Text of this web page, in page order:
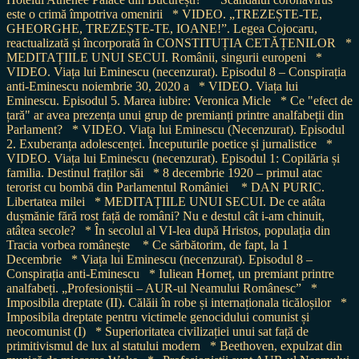
este o crimă împotriva omenirii
* VIDEO. „TREZEȘTE-TE,
GHEORGHE, TREZEȘTE-TE, IOANE!”. Legea Cojocaru,
reactualizată și încorporată în CONSTITUȚIA CETĂȚENILOR
*
MEDITAȚIILE UNUI SECUI. Românii, singurii europeni
*
VIDEO. Viața lui Eminescu (necenzurat). Episodul 8 – Conspirația
anti-Eminescu noiembrie 30, 2020 a
* VIDEO. Viața lui
Eminescu. Episodul 5. Marea iubire: Veronica Micle
* Ce "efect de
țară" ar avea prezența unui grup de premianți printre analfabeții din
Parlament?
* VIDEO. Viața lui Eminescu (Necenzurat). Episodul
2. Exuberanța adolescenței. Începuturile poetice și jurnalistice
*
VIDEO. Viața lui Eminescu (necenzurat). Episodul 1: Copilăria și
familia. Destinul fraților săi
* 8 decembrie 1920 – primul atac
terorist cu bombă din Parlamentul României
* DAN PURIC.
Libertatea milei
* MEDITAȚIILE UNUI SECUI. De ce atâta
dușmănie fără rost față de români? Nu e destul cât i-am chinuit,
atâtea secole?
* În secolul al VI-lea după Hristos, populația din
Tracia vorbea românește
* Ce sărbătorim, de fapt, la 1
Decembrie
* Viața lui Eminescu (necenzurat). Episodul 8 –
Conspirația anti-Eminescu
* Iuliean Horneț, un premiant printre
analfabeți. „Profesioniștii – AUR-ul Neamului Românesc”
*
Imposibila dreptate (II). Călăii în robe și internaționala ticăloșilor
*
Imposibila dreptate pentru victimele genocidului comunist și
neocomunist (I)
* Superioritatea civilizației unui sat față de
primitivismul de lux al statului modern
* Beethoven, expulzat din